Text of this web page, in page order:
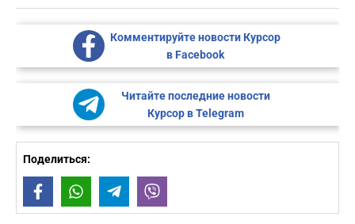
Комментируйте новости Курсор
в Facebook
Читайте последние новости
Курсор в Telegram
Поделиться:
FacebookWhatsAppTelegram